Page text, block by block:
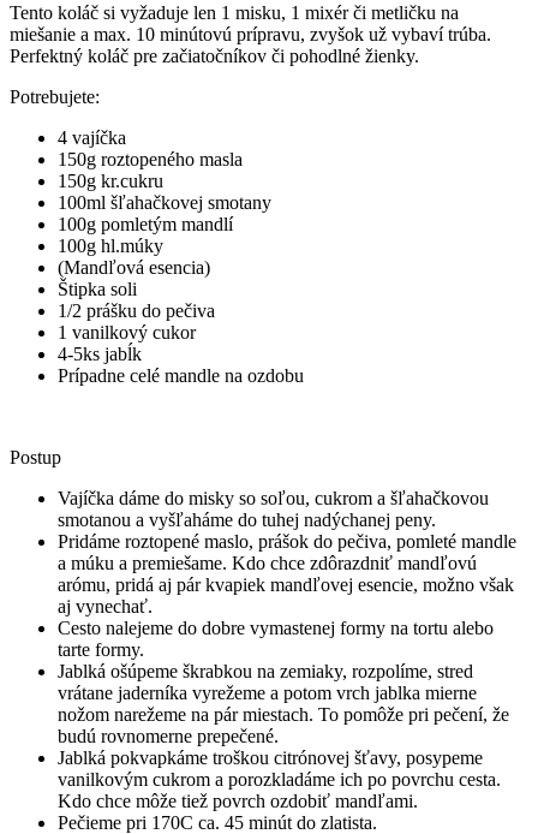
Tento koláč si vyžaduje len 1 misku, 1 mixér či metličku na
miešanie a max. 10 minútovú prípravu, zvyšok už vybaví trúba.
Perfektný koláč pre začiatočníkov či pohodlné žienky.
Potrebujete:
4 vajíčka
150g roztopeného masla
150g kr.cukru
100ml šľahačkovej smotany
100g pomletým mandlí
100g hl.múky
(Mandľová esencia)
Štipka soli
1/2 prášku do pečiva
1 vanilkový cukor
4-5ks jabĺk
Prípadne celé mandle na ozdobu
Postup
Vajíčka dáme do misky so soľou, cukrom a šľahačkovou
smotanou a vyšľaháme do tuhej nadýchanej peny.
Pridáme roztopené maslo, prášok do pečiva, pomleté mandle
a múku a premiešame. Kdo chce zdôrazdniť mandľovú
arómu, pridá aj pár kvapiek mandľovej esencie, možno však
aj vynechať.
Cesto nalejeme do dobre vymastenej formy na tortu alebo
tarte formy.
Jablká ošúpeme škrabkou na zemiaky, rozpolíme, stred
vrátane jaderníka vyrežeme a potom vrch jablka mierne
nožom narežeme na pár miestach. To pomôže pri pečení, že
budú rovnomerne prepečené.
Jablká pokvapkáme troškou citrónovej šťavy, posypeme
vanilkovým cukrom a porozkladáme ich po povrchu cesta.
Kdo chce môže tiež povrch ozdobiť mandľami.
Pečieme pri 170C ca. 45 minút do zlatista.